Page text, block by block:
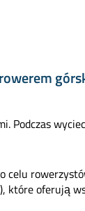
Podczas
celu
które oferują